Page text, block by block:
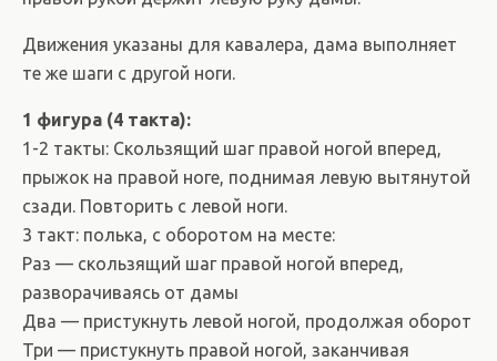
Движения указаны для кавалера, дама выполняет
те же шаги с другой ноги.
1 фигура (4 такта):
1-2 такты: Скользящий шаг правой ногой вперед,
прыжок на правой ноге, поднимая левую вытянутой
сзади. Повторить с левой ноги.
3 такт: полька, с оборотом на месте:
Раз — скользящий шаг правой ногой вперед,
разворачиваясь от дамы
Два — пристукнуть левой ногой, продолжая оборот
Три — пристукнуть правой ногой, заканчивая